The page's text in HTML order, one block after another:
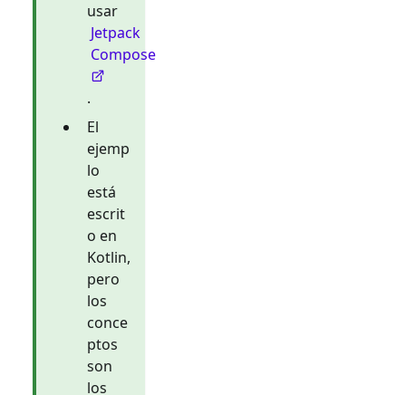
usar
Jetpack
Compose
.
El
ejemp
lo
está
escrit
o en
Kotlin,
pero
los
conce
ptos
son
los